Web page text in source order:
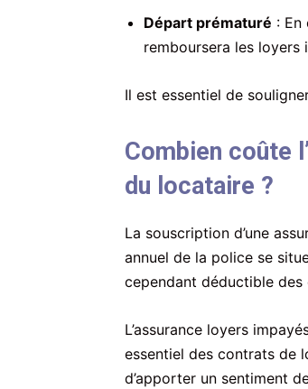
Départ prématuré :
remboursera les loyers
Il est essentiel de
Combien coûte
du locataire ?
La souscription d’une
annuel de la police se
cependant déductible des
L’assurance loyers
essentiel des contrats de
d’apporter un sentiment